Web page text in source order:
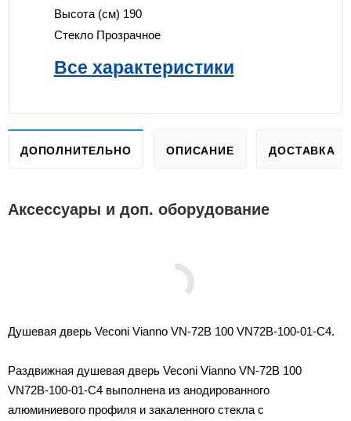
Высота (см) 190
Стекло Прозрачное
Все характеристики
ДОПОЛНИТЕЛЬНО ОПИСАНИЕ ДОСТАВКА
Аксессуары и доп. оборудование
Душевая дверь Veconi Vianno VN-72B 100 VN72B-100-01-C4.
Раздвижная душевая дверь Veconi Vianno VN-72B 100
VN72B-100-01-C4 выполнена из анодированного
алюминиевого профиля и закаленного стекла с